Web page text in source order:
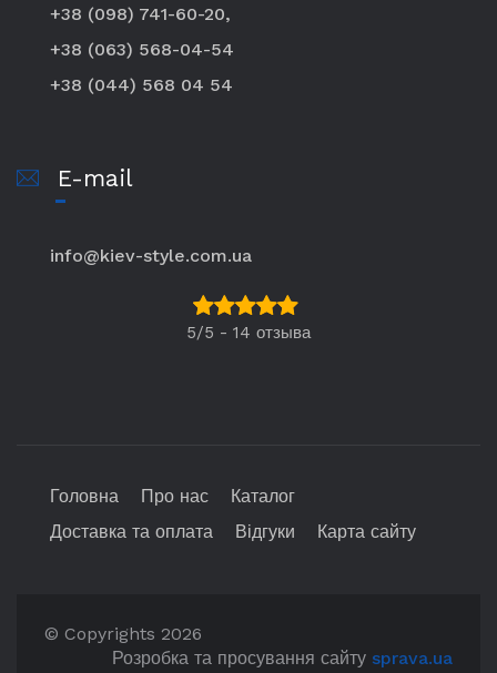
+38 (098) 741-60-20,
+38 (063) 568-04-54
+38 (044) 568 04 54
E-mail
info@kiev-style.com.ua
5/5 - 14 отзыва
Головна Про нас
Каталог
Доставка та оплата
Відгуки Карта сайту
© Copyrights 2026
Розробка та просування сайту sprava.ua